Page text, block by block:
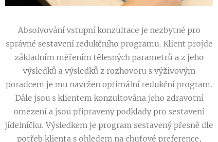
Absolvování vstupní konzultace je nezbytné pro
správné sestavení redukčního programu. Klient projde
základním měřením tělesných parametrů a z jeho
výsledků a výsledků z rozhovoru s výživovým
poradcem je mu navržen optimální redukční program.
Dále jsou s klientem konzultována jeho zdravotní
omezení a jsou připraveny podklady pro sestavení
jídelníčku. Výsledkem je program sestavený přesně dle
potřeb klienta s ohledem na chuťové preference,